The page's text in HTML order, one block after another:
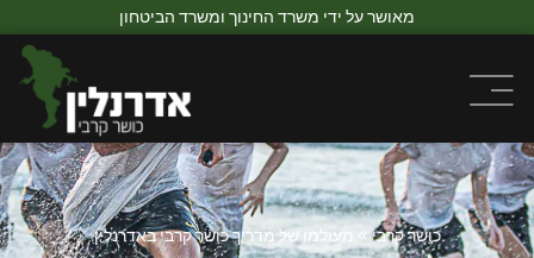
מאושר על ידי משרד החינוך ומשרד הביטחון
כושר קרבי » מעולמו של מדריך כושר קרבי באדרנלין